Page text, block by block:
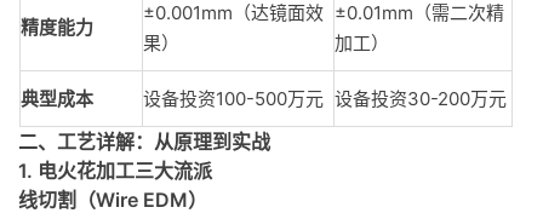
精度能力
±0.001mm（达镜面效
果）
±0.01mm（需二次精
加工）
典型成本 设备投资100-500万元 设备投资30-200万元
二、工艺详解：从原理到实战
1. 电火花加工三大流派
线切割（Wire EDM）